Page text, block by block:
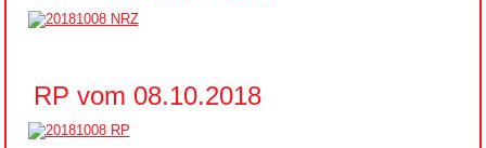
RP vom 08.10.2018